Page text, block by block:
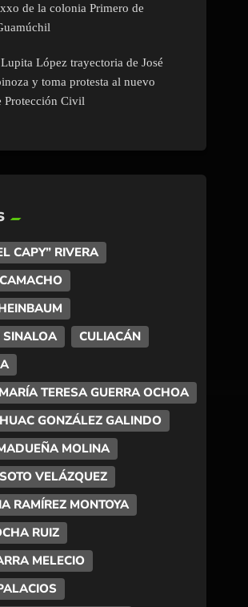
de la colonia Primero de
López trayectoria de José
y toma protesta al nuevo
Protección Civil
CAPY” RIVERA
SINALOA
CULIACÁN
TERESA GUERRA OCHOA
GONZÁLEZ GALINDO
MOLINA
VELÁZQUEZ
RAMÍREZ MONTOYA
RUIZ
MELECIO